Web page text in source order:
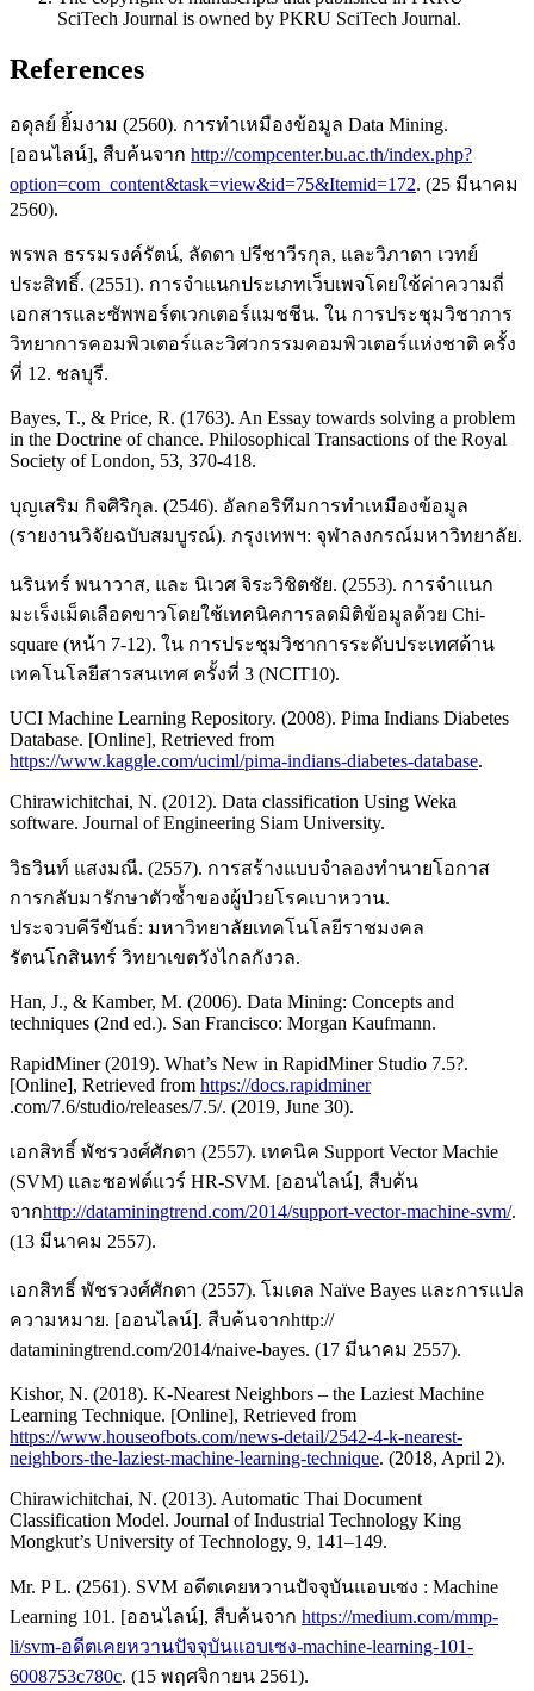
SciTech Journal is owned by PKRU SciTech Journal.
References
อดุลย์ ยิ้มงาม (2560). การทำเหมืองข้อมูล Data Mining.
[ออนไลน์], สืบค้นจาก http://compcenter.bu.ac.th/index.php?
option=com_content&task=view&id=75&Itemid=172. (25 มีนาคม
2560).
พรพล ธรรมรงค์รัตน์, ลัดดา ปรีชาวีรกุล, และวิภาดา เวทย์
ประสิทธิ์. (2551). การจำแนกประเภทเว็บเพจโดยใช้ค่าความถี่
เอกสารและซัพพอร์ตเวกเตอร์แมชชีน. ใน การประชุมวิชาการ
วิทยาการคอมพิวเตอร์และวิศวกรรมคอมพิวเตอร์แห่งชาติ ครั้ง
ที่ 12. ชลบุรี.
Bayes, T., & Price, R. (1763). An Essay towards solving a problem
in the Doctrine of chance. Philosophical Transactions of the Royal
Society of London, 53, 370-418.
บุญเสริม กิจศิริกุล. (2546). อัลกอริทึมการทำเหมืองข้อมูล
(รายงานวิจัยฉบับสมบูรณ์). กรุงเทพฯ: จุฬาลงกรณ์มหาวิทยาลัย.
นรินทร์ พนาวาส, และ นิเวศ จิระวิชิตชัย. (2553). การจำแนก
มะเร็งเม็ดเลือดขาวโดยใช้เทคนิคการลดมิติข้อมูลด้วย Chi-
square (หน้า 7-12). ใน การประชุมวิชาการระดับประเทศด้าน
เทคโนโลยีสารสนเทศ ครั้งที่ 3 (NCIT10).
UCI Machine Learning Repository. (2008). Pima Indians Diabetes
Database. [Online], Retrieved from
https://www.kaggle.com/uciml/pima-indians-diabetes-database.
Chirawichitchai, N. (2012). Data classification Using Weka
software. Journal of Engineering Siam University.
วิธวินท์ แสงมณี. (2557). การสร้างแบบจำลองทำนายโอกาส
การกลับมารักษาตัวซ้ำของผู้ป่วยโรคเบาหวาน.
ประจวบคีรีขันธ์: มหาวิทยาลัยเทคโนโลยีราชมงคล
รัตนโกสินทร์ วิทยาเขตวังไกลกังวล.
Han, J., & Kamber, M. (2006). Data Mining: Concepts and
techniques (2nd ed.). San Francisco: Morgan Kaufmann.
RapidMiner (2019). What’s New in RapidMiner Studio 7.5?.
[Online], Retrieved from https://docs.rapidminer
.com/7.6/studio/releases/7.5/. (2019, June 30).
เอกสิทธิ์ พัชรวงศ์ศักดา (2557). เทคนิค Support Vector Machie
(SVM) และซอฟต์แวร์ HR-SVM. [ออนไลน์], สืบค้น
จากhttp://dataminingtrend.com/2014/support-vector-machine-svm/.
(13 มีนาคม 2557).
เอกสิทธิ์ พัชรวงศ์ศักดา (2557). โมเดล Naïve Bayes และการแปล
ความหมาย. [ออนไลน์]. สืบค้นจากhttp://
dataminingtrend.com/2014/naive-bayes. (17 มีนาคม 2557).
Kishor, N. (2018). K-Nearest Neighbors – the Laziest Machine
Learning Technique. [Online], Retrieved from
https://www.houseofbots.com/news-detail/2542-4-k-nearest-
neighbors-the-laziest-machine-learning-technique. (2018, April 2).
Chirawichitchai, N. (2013). Automatic Thai Document
Classification Model. Journal of Industrial Technology King
Mongkut’s University of Technology, 9, 141–149.
Mr. P L. (2561). SVM อดีตเคยหวานปัจจุบันแอบเซง : Machine
Learning 101. [ออนไลน์], สืบค้นจาก https://medium.com/mmp-
li/svm-อดีตเคยหวานปัจจุบันแอบเซง-machine-learning-101-
6008753c780c. (15 พฤศจิกายน 2561).